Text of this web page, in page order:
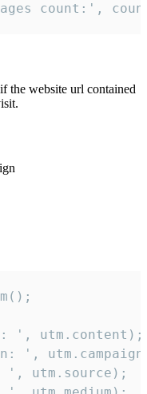
count:',
the website url contained
', utm.content);
',
', utm.source);